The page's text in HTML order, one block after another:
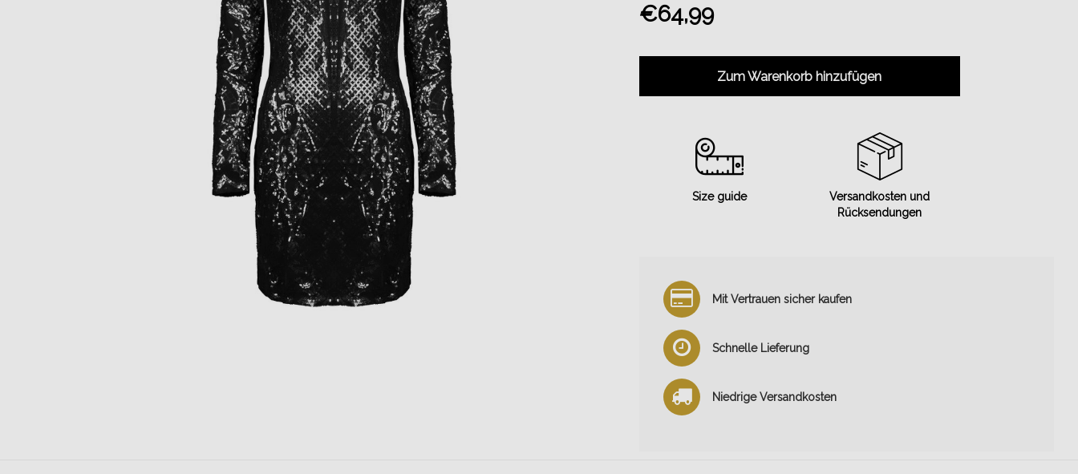
€64,99
Zum Warenkorb hinzufügen
Size guide
Versandkosten und
Rücksendungen
Mit Vertrauen sicher kaufen
Schnelle Lieferung
Niedrige Versandkosten